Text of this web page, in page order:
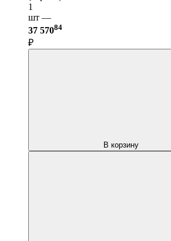
1
шт —
37 57084
₽
В корзину